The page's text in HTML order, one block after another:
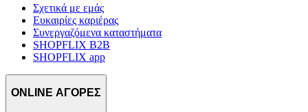
Σχετικά με εμάς
Ευκαιρίες καριέρας
Συνεργαζόμενα καταστήματα
SHOPFLIX B2B
SHOPFLIX app
ONLINE ΑΓΟΡΕΣ